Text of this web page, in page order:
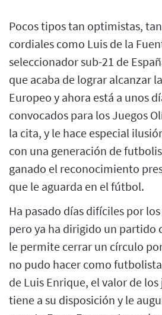
Pocos tipos tan optimistas,
cordiales como Luis de la
seleccionador sub-21 de
que acaba de lograr alcanzar
Europeo y ahora está a unos
convocados para los Juegos
la cita, y le hace especial
con una generación de
ganado el reconocimiento
que le aguarda en el fútbol.
Ha pasado días difíciles por los
pero ya ha dirigido un partido
le permite cerrar un círculo
no pudo hacer como
de Luis Enrique, el valor de
tiene a su disposición y le